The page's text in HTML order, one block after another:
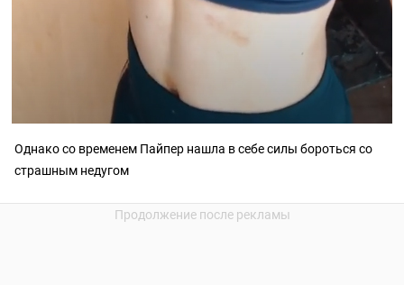
Однако со временем Пайпер нашла в себе силы бороться со
страшным недугом